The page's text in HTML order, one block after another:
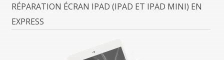
RÉPARATION ÉCRAN IPAD (IPAD ET IPAD MINI) EN
EXPRESS